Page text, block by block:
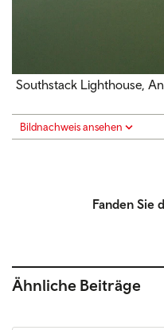
Southstack Lighthouse,
Bildnachweis ansehen
Fanden Sie
Ähnliche Beiträge